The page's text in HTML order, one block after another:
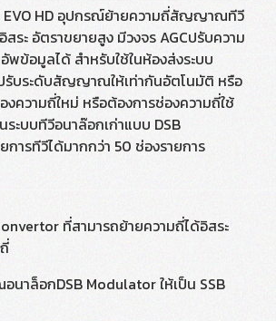
EVO HD อุปกรณ์ย้ายความถี่สัญญาณทีวี
ระ อัตราขยายสูง มีวงจร AGCปรับความ
พข้อมูลได้ สำหรับใช้ในห้องส่งระบบ
รับระดับสัญญาณให้เท่ากันอัตโนมัติ หรือ
งความถี่ใหม่ หรือต้องการช่องความถี่ใช้
ระบบทีวีอนาล๊อกเก่าแบบ DSB
ารทีวีได้มากกว่า 50 ช่องรายการ
ที่สามารถย้ายความถี่ได้อิสระ
าล็อกDSB Modulator ให้เป็น SSB